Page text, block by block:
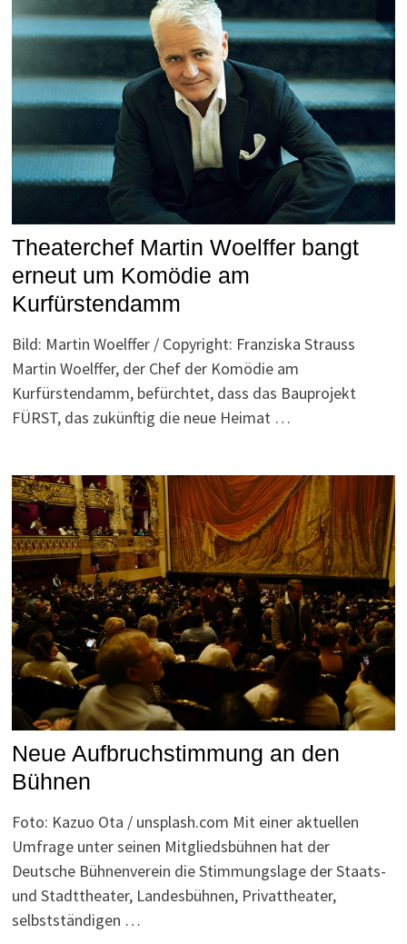
Theaterchef Martin Woelffer bangt
erneut um Komödie am
Kurfürstendamm
Bild: Martin Woelffer / Copyright: Franziska Strauss
Martin Woelffer, der Chef der Komödie am
Kurfürstendamm, befürchtet, dass das Bauprojekt
FÜRST, das zukünftig die neue Heimat …
Neue Aufbruchstimmung an den
Bühnen
Foto: Kazuo Ota / unsplash.com Mit einer aktuellen
Umfrage unter seinen Mitgliedsbühnen hat der
Deutsche Bühnenverein die Stimmungslage der Staats-
und Stadttheater, Landesbühnen, Privattheater,
selbstständigen …